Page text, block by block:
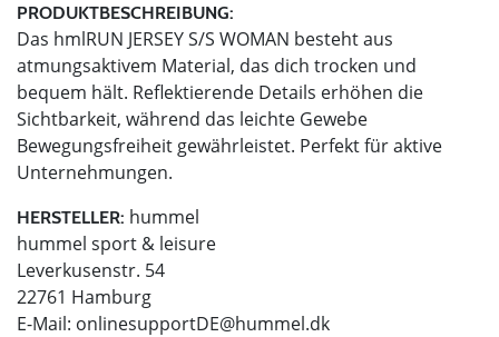
PRODUKTBESCHREIBUNG:
Das hmlRUN JERSEY S/S WOMAN besteht aus
atmungsaktivem Material, das dich trocken und
bequem hält. Reflektierende Details erhöhen die
Sichtbarkeit, während das leichte Gewebe
Bewegungsfreiheit gewährleistet. Perfekt für aktive
Unternehmungen.
HERSTELLER: hummel
hummel sport & leisure
Leverkusenstr. 54
22761 Hamburg
E-Mail: onlinesupportDE@hummel.dk